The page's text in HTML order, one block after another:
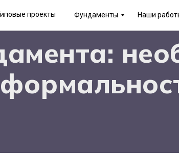
Фундаменты
проекты Наши